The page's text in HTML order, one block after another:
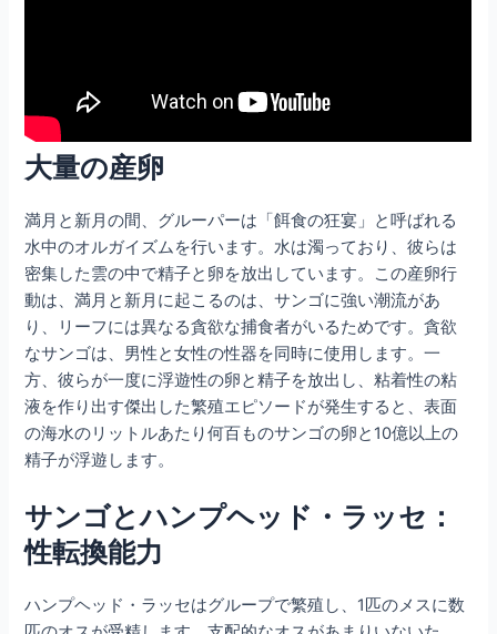
大量の産卵
満月と新月の間、グルーパーは「餌食の狂宴」と呼ばれる
水中のオルガイズムを行います。水は濁っており、彼らは
密集した雲の中で精子と卵を放出しています。この産卵行
動は、満月と新月に起こるのは、サンゴに強い潮流があ
り、リーフには異なる貪欲な捕食者がいるためです。貪欲
なサンゴは、男性と女性の性器を同時に使用します。一
方、彼らが一度に浮遊性の卵と精子を放出し、粘着性の粘
液を作り出す傑出した繁殖エピソードが発生すると、表面
の海水のリットルあたり何百ものサンゴの卵と10億以上の
精子が浮遊します。
サンゴとハンプヘッド・ラッセ：
性転換能力
ハンプヘッド・ラッセはグループで繁殖し、1匹のメスに数